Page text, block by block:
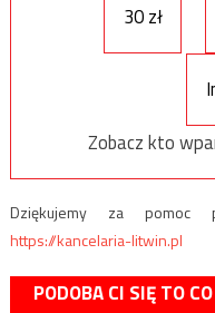
30 zł
Zobacz kto
Dziękujemy za pomoc
https://kancelaria-litwin.pl
PODOBA CI SIĘ TO